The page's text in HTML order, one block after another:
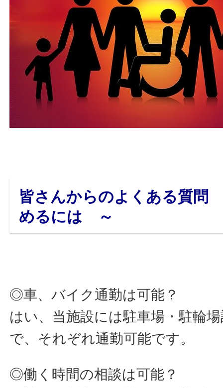
皆さんからのよくある質
めるには ～
◎車、バイク通勤は可能？
はい、当施設には駐車場・駐輪
で、それぞれ通勤可能です。
◎働く時間の相談は可能？